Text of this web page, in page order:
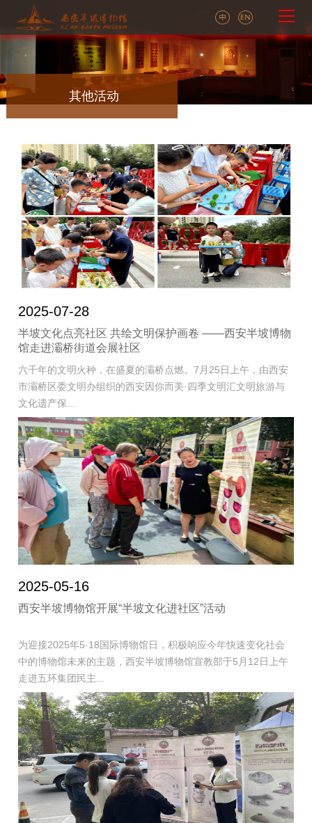
其他活动
2025-07-28
半坡文化点亮社区 共绘文明保护画卷 ——西安半坡博物
馆走进灞桥街道会展社区
六千年的文明火种，在盛夏的灞桥点燃。7月25日上午，由西安
市灞桥区委文明办组织的西安因你而美·四季文明汇文明旅游与
文化遗产保...
2025-05-16
西安半坡博物馆开展“半坡文化进社区”活动
为迎接2025年5·18国际博物馆日，积极响应今年快速变化社会
中的博物馆未来的主题，西安半坡博物馆宣教部于5月12日上午
走进五环集团民主...